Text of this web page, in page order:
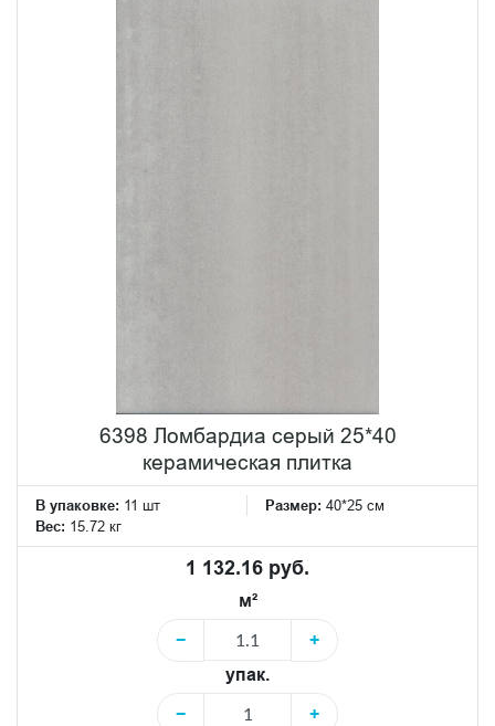
6398 Ломбардиа серый 25*40
керамическая плитка
В упаковке: 11 шт Размер: 40*25 см
Вес: 15.72 кг
1 132.16 руб.
м²
−
+
упак.
−
+